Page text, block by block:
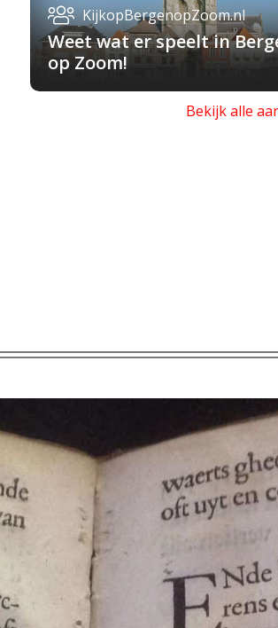
KijkopBergenopZoom.nl
Weet wat er speelt in
op Zoom!
Bekijk alle